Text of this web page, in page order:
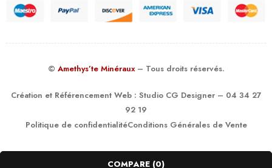
© Amethys’te Minéraux – Tous droits réservés.
Création et Référencement Web : Studio CG Designer– 04 34 27
92 19
Politique de confidentialitéConditions Générales de Vente
COMPARE (0)